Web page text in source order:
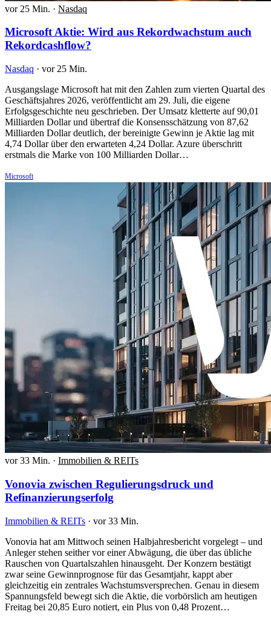
vor 25 Min. · Nasdaq
Microsoft Aktie: Wird aus Rekordwachstum auch
Rekordcashflow?
Nasdaq · vor 25 Min.
Ausgangslage Microsoft hat mit den Zahlen zum vierten Quartal des
Geschäftsjahres 2026, veröffentlicht am 29. Juli, die eigene
Erfolgsgeschichte neu geschrieben. Der Umsatz kletterte auf 90,01
Milliarden Dollar und übertraf die Konsensschätzung von 87,62
Milliarden Dollar deutlich, der bereinigte Gewinn je Aktie lag mit
4,74 Dollar über den erwarteten 4,24 Dollar. Azure überschritt
erstmals die Marke von 100 Milliarden Dollar…
Microsoft
vor 33 Min. · Immobilien & REITs
Vonovia zwischen Regulierungsdruck und
Refinanzierungserfolg
Immobilien & REITs · vor 33 Min.
Vonovia hat am Mittwoch seinen Halbjahresbericht vorgelegt – und
Anleger stehen seither vor einer Abwägung, die über das übliche
Rauschen von Quartalszahlen hinausgeht. Der Konzern bestätigt
zwar seine Gewinnprognose für das Gesamtjahr, kappt aber
gleichzeitig ein zentrales Wachstumsversprechen. Genau in diesem
Spannungsfeld bewegt sich die Aktie, die vorbörslich am heutigen
Freitag bei 20,85 Euro notiert, ein Plus von 0,48 Prozent…